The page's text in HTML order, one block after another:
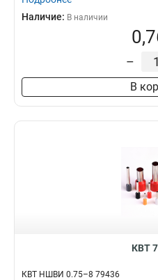
Наличие: В наличии
–
В
КВТ
КВТ НШВИ 0.75–8 79436